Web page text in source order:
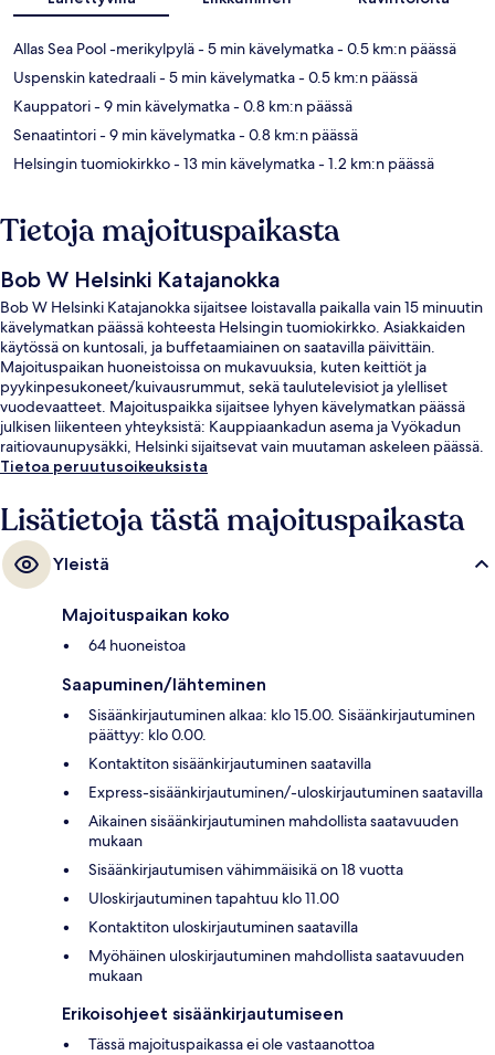
Allas Sea Pool -merikylpylä- 5 min kävelymatka- 0.5 km:n päässä
Uspenskin katedraali- 5 min kävelymatka- 0.5 km:n päässä
Kauppatori- 9 min kävelymatka- 0.8 km:n päässä
Senaatintori- 9 min kävelymatka- 0.8 km:n päässä
Helsingin tuomiokirkko- 13 min kävelymatka- 1.2 km:n päässä
Tietoja majoituspaikasta
Bob W Helsinki Katajanokka
Bob W Helsinki Katajanokka sijaitsee loistavalla paikalla vain 15 minuutin
kävelymatkan päässä kohteesta Helsingin tuomiokirkko. Asiakkaiden
käytössä on kuntosali, ja buffetaamiainen on saatavilla päivittäin.
Majoituspaikan huoneistoissa on mukavuuksia, kuten keittiöt ja
pyykinpesukoneet/kuivausrummut, sekä taulutelevisiot ja ylelliset
vuodevaatteet. Majoituspaikka sijaitsee lyhyen kävelymatkan päässä
julkisen liikenteen yhteyksistä: Kauppiaankadun asema ja Vyökadun
raitiovaunupysäkki, Helsinki sijaitsevat vain muutaman askeleen päässä.
Tietoa peruutusoikeuksista
Lisätietoja tästä majoituspaikasta
Yleistä
Majoituspaikan koko
64 huoneistoa
Saapuminen/lähteminen
Sisäänkirjautuminen alkaa: klo 15.00. Sisäänkirjautuminen
päättyy: klo 0.00.
Kontaktiton sisäänkirjautuminen saatavilla
Express-sisäänkirjautuminen/-uloskirjautuminen saatavilla
Aikainen sisäänkirjautuminen mahdollista saatavuuden
mukaan
Sisäänkirjautumisen vähimmäisikä on 18 vuotta
Uloskirjautuminen tapahtuu klo 11.00
Kontaktiton uloskirjautuminen saatavilla
Myöhäinen uloskirjautuminen mahdollista saatavuuden
mukaan
Erikoisohjeet sisäänkirjautumiseen
Tässä majoituspaikassa ei ole vastaanottoa